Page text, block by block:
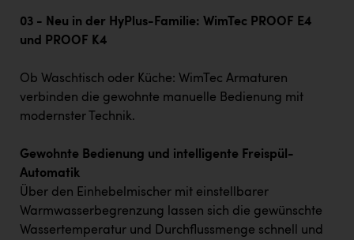
03 - Neu in der HyPlus-Familie: WimTec PROOF E4
und PROOF K4
Ob Waschtisch oder Küche: WimTec Armaturen
verbinden die gewohnte manuelle Bedienung mit
modernster Technik.
Gewohnte Bedienung und intelligente Freispül-
Automatik
Über den Einhebelmischer mit einstellbarer
Warmwasserbegrenzung lassen sich die gewünschte
Wassertemperatur und Durchflussmenge schnell und